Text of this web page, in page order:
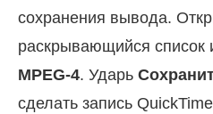
сохранения вывода.
раскрывающийся список
MPEG-4. Ударь
сделать запись